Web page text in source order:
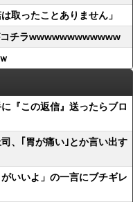
取ったことありません」
コチラwwwwwwwwwwww
『この返信』送ったらブロ
、｢胃が痛い｣とか言い出す
いいよ」の一言にブチギレ